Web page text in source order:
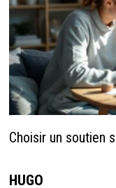
Choisir un soutien
HUGO